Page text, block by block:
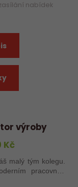
nabídek
výroby
Kč
malý tým kolegu.
pracovním